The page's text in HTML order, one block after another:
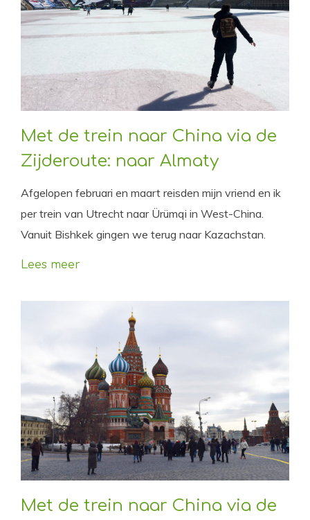
Met de trein naar China via de
Zijderoute: naar Almaty
Afgelopen februari en maart reisden mijn vriend en ik
per trein van Utrecht naar Ürümqi in West-China.
Vanuit Bishkek gingen we terug naar Kazachstan.
Lees meer
Met de trein naar China via de